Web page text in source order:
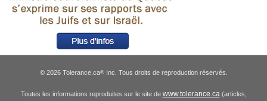
© 2026 Tolerance.ca®Inc. Tous droits de reproduction réservés.
Toutes les informations reproduites sur le site de www.tolerance.ca (articles,